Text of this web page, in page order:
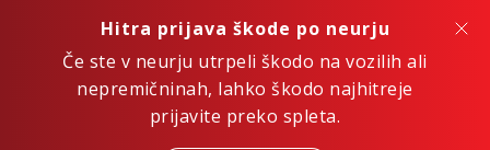
Hitra prijava škode po neurju
Če ste v neurju utrpeli škodo na vozilih ali
nepremičninah, lahko škodo najhitreje
prijavite preko spleta.